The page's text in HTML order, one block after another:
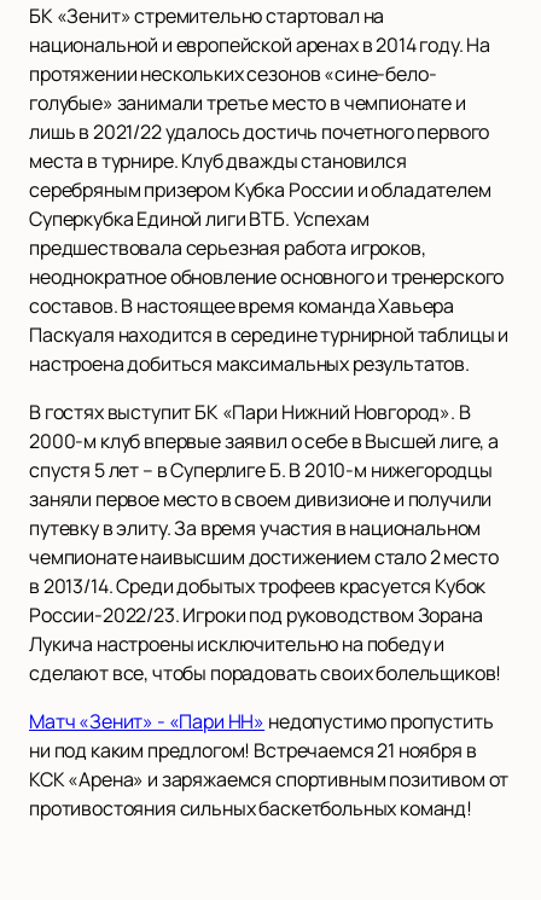
БК «Зенит» стремительно стартовал на
национальной и европейской аренах в 2014 году. На
протяжении нескольких сезонов «сине-бело-
голубые» занимали третье место в чемпионате и
лишь в 2021/22 удалось достичь почетного первого
места в турнире. Клуб дважды становился
серебряным призером Кубка России и обладателем
Суперкубка Единой лиги ВТБ. Успехам
предшествовала серьезная работа игроков,
неоднократное обновление основного и тренерского
составов. В настоящее время команда Хавьера
Паскуаля находится в середине турнирной таблицы и
настроена добиться максимальных результатов.
В гостях выступит БК «Пари Нижний Новгород». В
2000-м клуб впервые заявил о себе в Высшей лиге, а
спустя 5 лет – в Суперлиге Б. В 2010-м нижегородцы
заняли первое место в своем дивизионе и получили
путевку в элиту. За время участия в национальном
чемпионате наивысшим достижением стало 2 место
в 2013/14. Среди добытых трофеев красуется Кубок
России-2022/23. Игроки под руководством Зорана
Лукича настроены исключительно на победу и
сделают все, чтобы порадовать своих болельщиков!
Матч «Зенит» - «Пари НН» недопустимо пропустить
ни под каким предлогом! Встречаемся 21 ноября в
КСК «Арена» и заряжаемся спортивным позитивом от
противостояния сильных баскетбольных команд!